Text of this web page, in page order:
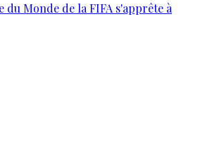
du Monde de la FIFA s'apprête à